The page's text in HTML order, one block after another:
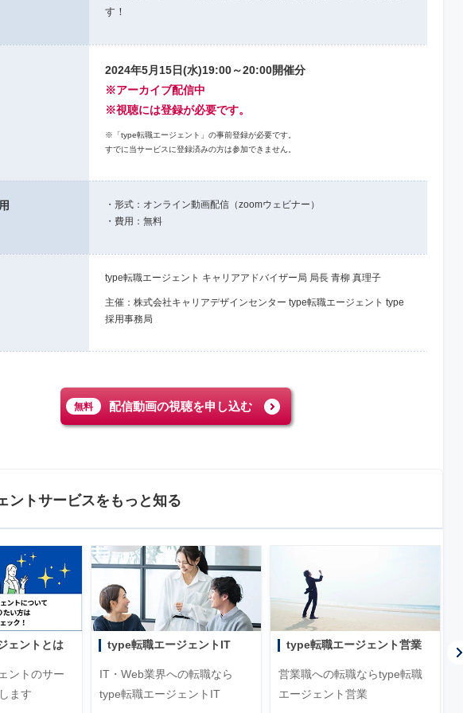
す！
2024年5月15日(水)19:00～20:00開催分
※アーカイブ配信中
※視聴には登録が必要です。
※「type転職エージェント」の事前登録が必要です。
すでに当サービスに登録済みの方は参加できません。
・形式：オンライン動画配信（zoomウェビナー）
・費用：無料
type転職エージェント キャリアアドバイザー局 局長 青柳 真理子
主催：株式会社キャリアデザインセンター type転職エージェント type
採用事務局
無料 配信動画の視聴を申し込む
ントサービスをもっと知る
ェントとは
ントのサー
ます
type転職エージェントIT
IT・Web業界への転職なら
type転職エージェントIT
type転職エージェント営業
営業職への転職ならtype転職
エージェント営業